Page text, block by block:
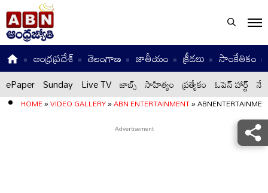
ఆంధ్రప్రదేశ్ తెలంగాణ జాతీయం క్రీడలు సాంకేతికం
ePaper Sunday Live TV జాబ్స్ సాహిత్యం ప్రత్యేకం ఓపెన్ హార్ట్
HOME»VIDEO GALLERY»ABN ENTERTAINMENT»